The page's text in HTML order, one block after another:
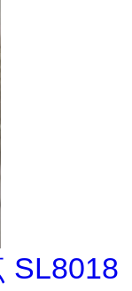
SL8018